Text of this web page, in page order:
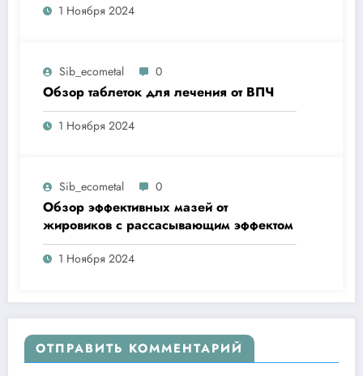
1 Ноября 2024
Sib_ecometal 0
Обзор таблеток для лечения от ВПЧ
1 Ноября 2024
Sib_ecometal 0
Обзор эффективных мазей от
жировиков с рассасывающим эффектом
1 Ноября 2024
ОТПРАВИТЬ КОММЕНТАРИЙ